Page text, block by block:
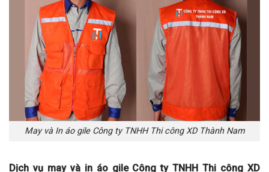
May và In áo gile Công ty TNHH Thi công XD Thành Nam
Dịch vụ may và in áo gile Công ty TNHH Thi công XD